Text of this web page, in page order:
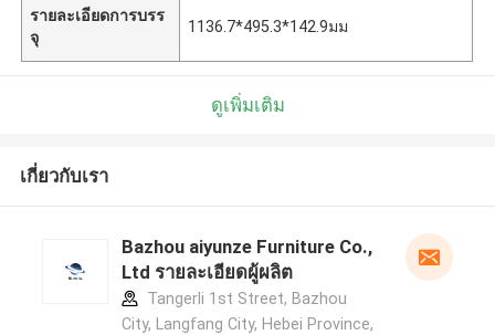
รายละเอียดการบรร
จุ
1136.7*495.3*142.9มม
ดูเพิ่มเติม
เกี่ยวกับเรา
Bazhou aiyunze Furniture Co.,
Ltd รายละเอียดผู้ผลิต
Tangerli 1st Street, Bazhou
City, Langfang City, Hebei Province,